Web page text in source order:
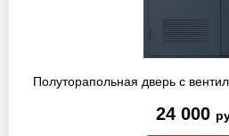
Полуторапольная дверь с
24 000